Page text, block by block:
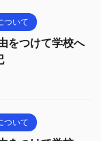
ついて
をつけて学校へ
ついて